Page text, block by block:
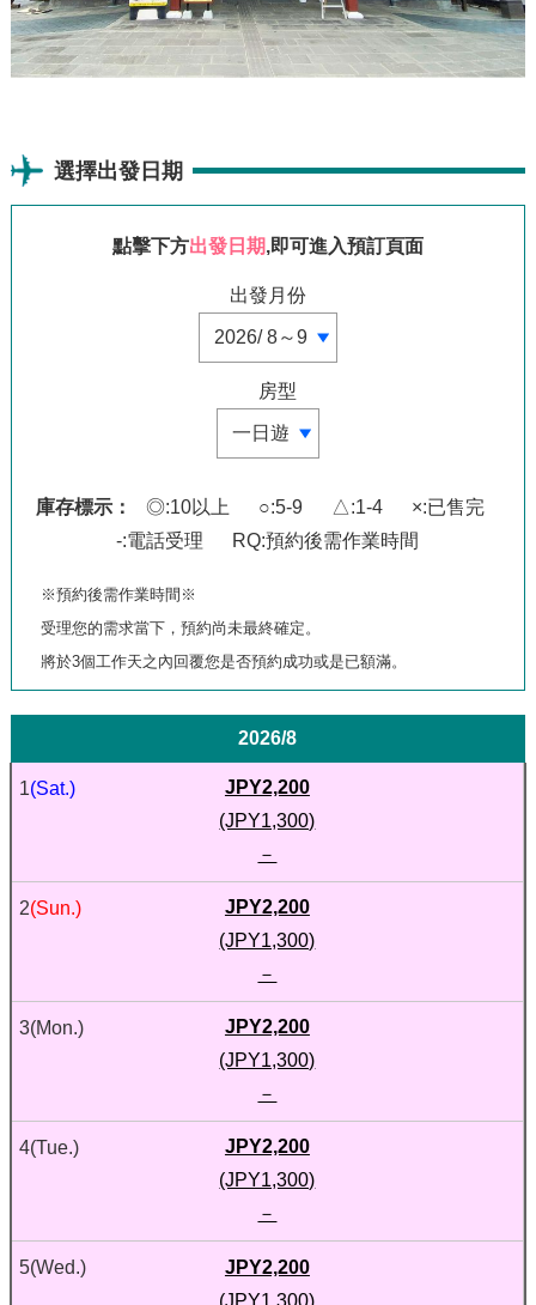
選擇出發日期
點擊下方出發日期,即可進入預訂頁面
出發月份
房型
庫存標示： ◎:10以上 ○:5-9 △:1-4
×:已售完
-:電話受理
RQ:預約後需作業時間
※預約後需作業時間※
受理您的需求當下，預約尚未最終確定。
將於3個工作天之內回覆您是否預約成功或是已額滿。
2026/8
1(Sat.)
JPY2,200
(JPY1,300)
－
2(Sun.)
JPY2,200
(JPY1,300)
－
3(Mon.)
JPY2,200
(JPY1,300)
－
4(Tue.)
JPY2,200
(JPY1,300)
－
5(Wed.)
JPY2,200
(JPY1,300)